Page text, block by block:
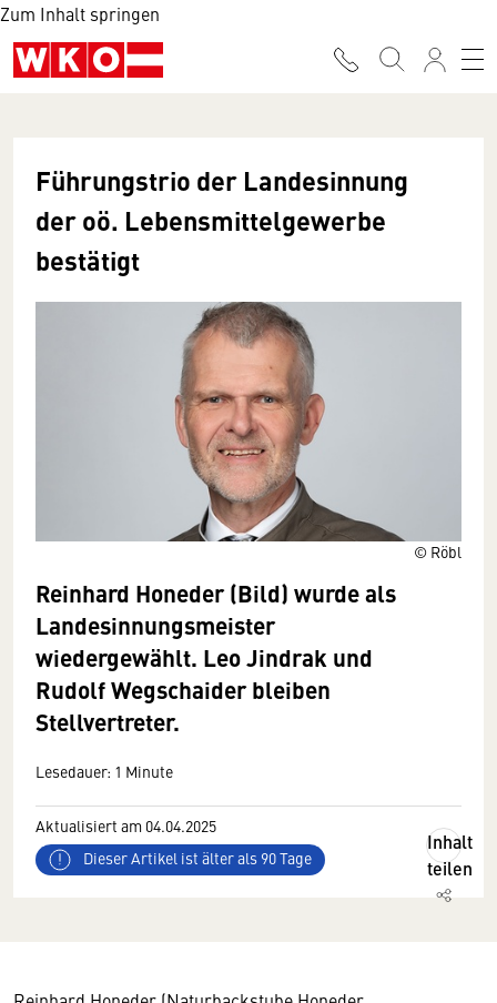
Zum Inhalt springen
© Röbl
Führungstrio der Landesinnung
der oö. Lebensmittelgewerbe
bestätigt
Reinhard Honeder (Bild) wurde als
Landesinnungsmeister
wiedergewählt. Leo Jindrak und
Rudolf Wegschaider bleiben
Stellvertreter.
Lesedauer: 1 Minute
Aktualisiert am 04.04.2025
Dieser Artikel ist älter als 90 Tage
Inhalt
teilen